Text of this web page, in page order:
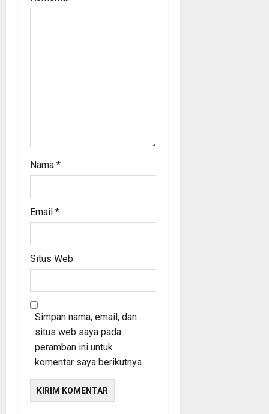
Nama *
Email *
Situs Web
Simpan nama, email, dan
situs web saya pada
peramban ini untuk
komentar saya berikutnya.